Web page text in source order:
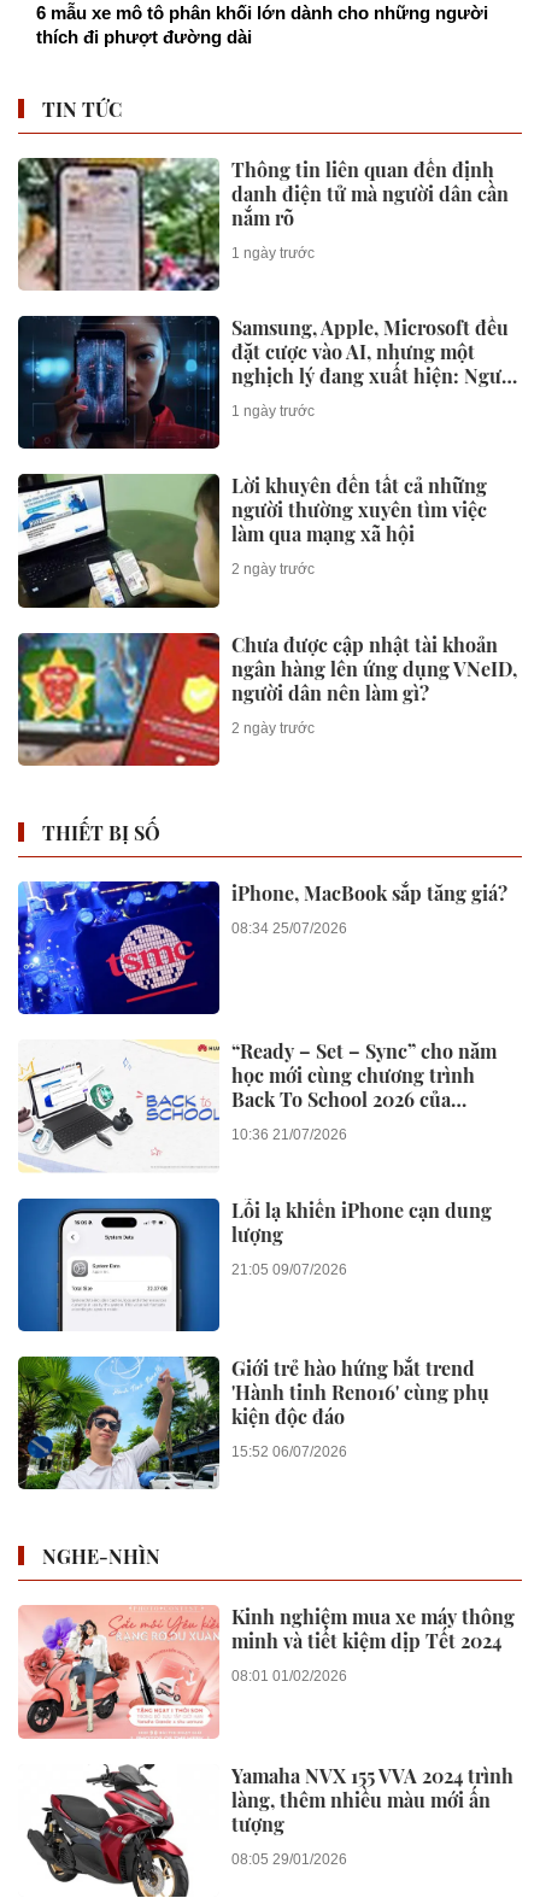
6 mẫu xe mô tô phân khối lớn dành cho những người
thích đi phượt đường dài
TIN TỨC
Thông tin liên quan đến định
danh điện tử mà người dân cần
nắm rõ
1 ngày trước
Samsung, Apple, Microsoft đều
đặt cược vào AI, nhưng một
nghịch lý đang xuất hiện: Người
mua không phải lúc nào cũng
dùng
1 ngày trước
Lời khuyên đến tất cả những
người thường xuyên tìm việc
làm qua mạng xã hội
2 ngày trước
Chưa được cập nhật tài khoản
ngân hàng lên ứng dụng VNeID,
người dân nên làm gì?
2 ngày trước
THIẾT BỊ SỐ
iPhone, MacBook sắp tăng giá?
08:34 25/07/2026
“Ready – Set – Sync” cho năm
học mới cùng chương trình
Back To School 2026 của
Huawei
10:36 21/07/2026
Lỗi lạ khiến iPhone cạn dung
lượng
21:05 09/07/2026
Giới trẻ hào hứng bắt trend
'Hành tinh Reno16' cùng phụ
kiện độc đáo
15:52 06/07/2026
NGHE-NHÌN
Kinh nghiệm mua xe máy thông
minh và tiết kiệm dịp Tết 2024
08:01 01/02/2026
Yamaha NVX 155 VVA 2024 trình
làng, thêm nhiều màu mới ấn
tượng
08:05 29/01/2026